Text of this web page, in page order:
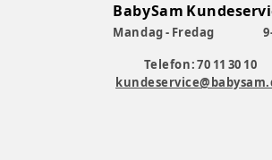
BabySam
Mandag - Fredag
Telefon: 70 11 30 10